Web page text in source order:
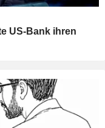
US-Bank ihren